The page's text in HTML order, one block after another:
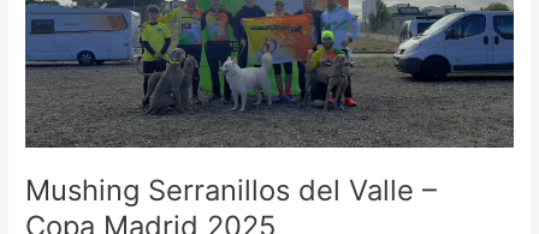
Mushing Serranillos del Valle –
Copa Madrid 2025
Valle
–
Copa
Madrid
2025